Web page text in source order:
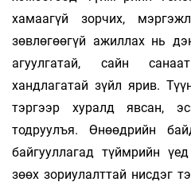
хамаагүй зорчих,
зөвлөгөөгүй ажиллах нь
агуулгатай, сайн
хандлагатай зүйл ярив.
тэргээр хуралд явсан,
тодруулъя. Өнөөдрийн
байгууллагад түймрийн
зөөх зориулалттай нисдэг